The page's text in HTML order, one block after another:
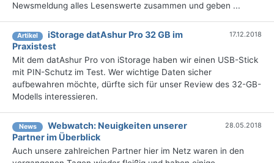
Newsmeldung alles Lesenswerte zusammen und geben ...
Artikel
iStorage datAshur Pro 32 GB im
Praxistest
17.12.2018
Mit dem datAshur Pro von iStorage haben wir einen USB-Stick
mit PIN-Schutz im Test. Wer wichtige Daten sicher
aufbewahren möchte, dürfte sich für unser Review des 32-GB-
Modells interessieren.
News
Webwatch: Neuigkeiten unserer
Partner im Überblick
28.05.2018
Auch unsere zahlreichen Partner hier im Netz waren in den